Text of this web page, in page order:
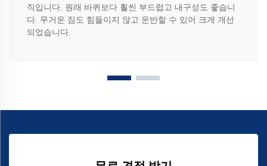
직입니다. 원래 바퀴보다 훨씬 부드럽고 내구성도 좋습니
다. 무거운 짐도 힘들이지 않고 운반할 수 있어 크게 개선
되었습니다.